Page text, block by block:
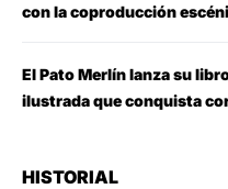
con la coproducción
El Pato Merlín lanza su
ilustrada que conquista
HISTORIAL